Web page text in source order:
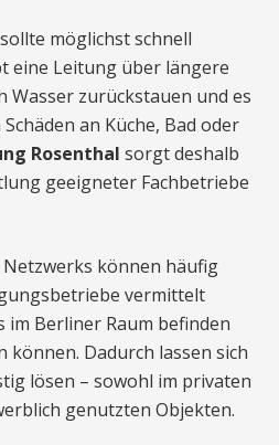
möglichst schnell
eine Leitung über längere
Wasser zurückstauen und es
an Küche, Bad oder
Rosenthal sorgt deshalb
geeigneter Fachbetriebe
können häufig
vermittelt
im Berliner Raum befinden
können. Dadurch lassen sich
lösen – sowohl im privaten
genutzten Objekten.